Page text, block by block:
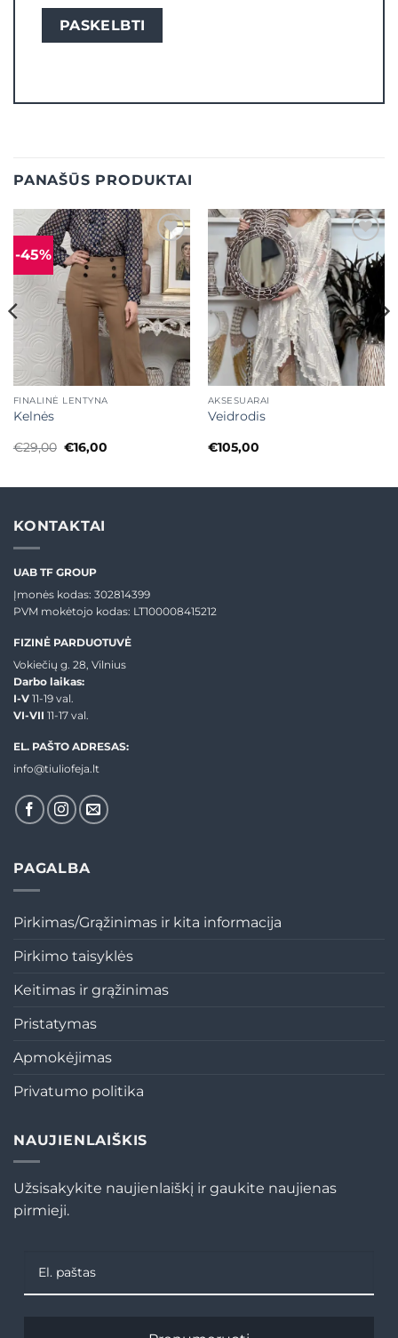
PANAŠŪS PRODUKTAI
-45% Mėgstamiausias
FINALINĖ LENTYNA
Kelnės
€29,00 Original
price
€16,00Current
Mėgstamiausias
AKSESUARAI
Veidrodis
€105,00
KONTAKTAI
UAB TF GROUP
Įmonės kodas: 302814399
PVM mokėtojo kodas: LT100008415212
FIZINĖ PARDUOTUVĖ
Vokiečių g. 28, Vilnius
Darbo laikas:
I-V 11-19 val.
VI-VII 11-17 val.
EL. PAŠTO ADRESAS:
info@tiuliofeja.lt
PAGALBA
Pirkimas/Grąžinimas ir kita informacija
Pirkimo taisyklės
Keitimas ir grąžinimas
Pristatymas
Apmokėjimas
Privatumo politika
NAUJIENLAIŠKIS
Užsisakykite naujienlaiškį ir gaukite naujienas
pirmieji.